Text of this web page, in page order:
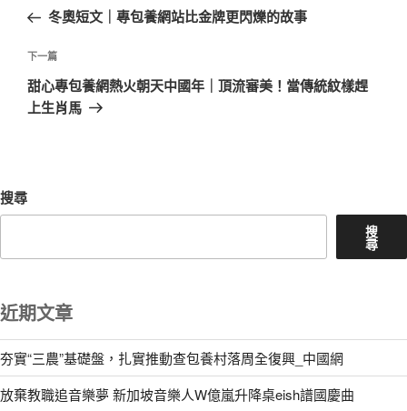
導
覽
一
文
章
冬奧短文｜專包養網站比金牌更閃爍的故事
下
一
篇
下一篇
甜心專包養網熱火朝天中國年｜頂流審美！當傳統紋樣趕
上生肖馬
搜尋
搜
尋
近期文章
夯實“三農”基礎盤，扎實推動查包養村落周全復興_中國網
放棄教職追音樂夢 新加坡音樂人W億嵐升降桌eish譜國慶曲